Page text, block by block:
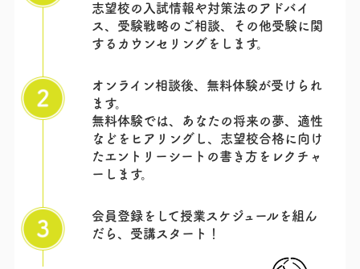
志望校の入試情報や対策法のアドバイ
ス、受験戦略のご相談、その他受験に関
するカウンセリングをします。
オンライン相談後、無料体験が受けられ
ます。
無料体験では、あなたの将来の夢、適性
などをヒアリングし、志望校合格に向け
たエントリーシートの書き方をレクチャ
ーします。
会員登録をして授業スケジュールを組ん
だら、 受講スタート！